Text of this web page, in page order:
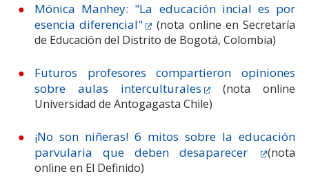
Mónica Manhey: "La educación incial es por
esencia diferencial"
(nota online en Secretaría
de Educación del Distrito de Bogotá, Colombia)
Futuros profesores compartieron opiniones
sobre aulas interculturales
(nota online
Universidad de Antogagasta Chile)
¡No son niñeras! 6 mitos sobre la educación
parvularia que deben desaparecer
(nota
online en El Definido)